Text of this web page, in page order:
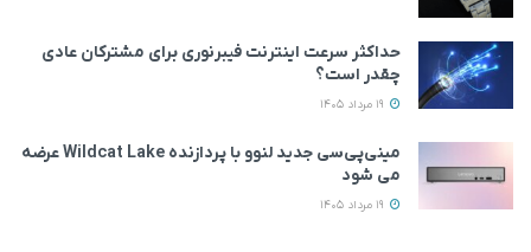
حداکثر سرعت اینترنت فیبرنوری برای مشترکان عادی
چقدر است؟
مینی‌پی‌سی جدید لنوو با پردازنده Wildcat Lake عرضه
می‌ شود